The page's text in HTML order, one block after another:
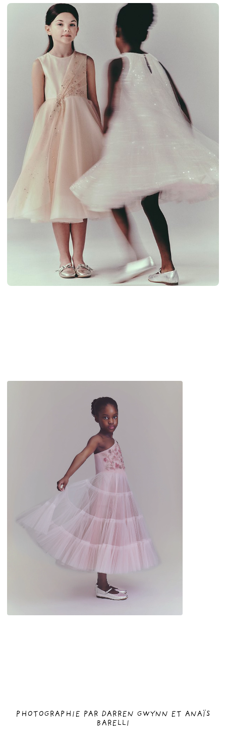
PHOTOGRAPHIE PAR DARREN GWYNN ET ANAÏS
BARELLI